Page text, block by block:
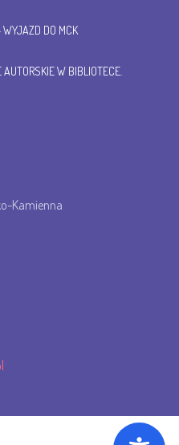
WYJAZD DO MCK
W BIBLIOTECE.
Kamienna